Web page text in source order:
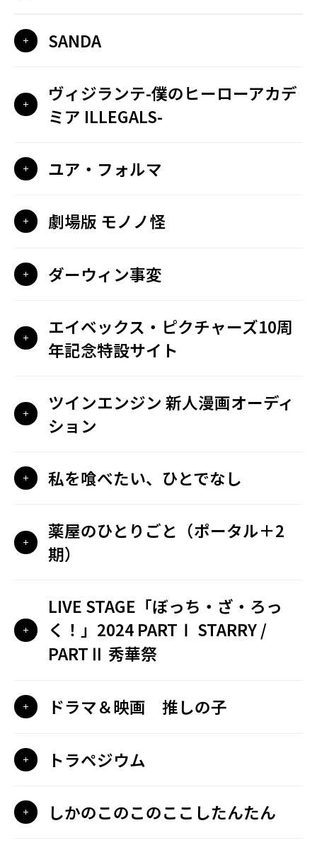
SANDA
ヴィジランテ-僕のヒーローアカデ
ミア ILLEGALS-
ユア・フォルマ
劇場版 モノノ怪
ダーウィン事変
エイベックス・ピクチャーズ10周
年記念特設サイト
ツインエンジン 新人漫画オーディ
ション
私を喰べたい、ひとでなし
薬屋のひとりごと（ポータル＋2
期）
LIVE STAGE「ぼっち・ざ・ろっ
く！」2024 PARTⅠ STARRY /
PARTⅡ 秀華祭
ドラマ＆映画 推しの子
トラペジウム
しかのこのこのここしたんたん